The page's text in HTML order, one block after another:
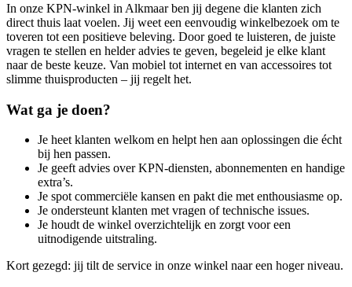
In onze KPN-winkel in Alkmaar ben jij degene die klanten zich
direct thuis laat voelen. Jij weet een eenvoudig winkelbezoek om te
toveren tot een positieve beleving. Door goed te luisteren, de juiste
vragen te stellen en helder advies te geven, begeleid je elke klant
naar de beste keuze. Van mobiel tot internet en van accessoires tot
slimme thuisproducten – jij regelt het.
Wat ga je doen?
Je heet klanten welkom en helpt hen aan oplossingen die écht
bij hen passen.
Je geeft advies over KPN-diensten, abonnementen en handige
extra’s.
Je spot commerciële kansen en pakt die met enthousiasme op.
Je ondersteunt klanten met vragen of technische issues.
Je houdt de winkel overzichtelijk en zorgt voor een
uitnodigende uitstraling.
Kort gezegd: jij tilt de service in onze winkel naar een hoger niveau.